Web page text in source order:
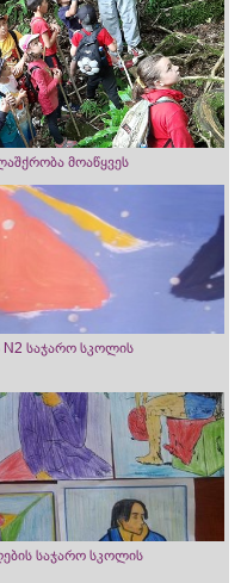
მოაწყვეს
N2 საჯარო სკოლის
საჯარო სკოლის